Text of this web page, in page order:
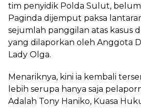
tim penyidik Polda Sulut,
Paginda dijemput paksa
sejumlah panggilan atas kasus
yang dilaporkan oleh Anggota
Lady Olga.
Menariknya, kini ia kembali
lebih serupa hanya saja
Adalah Tony Haniko, Kuasa